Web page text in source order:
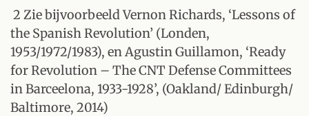
2 Zie bijvoorbeeld Vernon Richards, ‘Lessons of
the Spanish Revolution’ (Londen,
1953/1972/1983), en Agustin Guillamon, ‘Ready
for Revolution – The CNT Defense Committees
in Barceelona, 1933-1928’, (Oakland/ Edinburgh/
Baltimore, 2014)